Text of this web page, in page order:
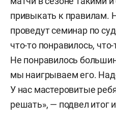
привыкать к правилам.
проведут семинар по
что-то понравилось,
Не понравилось
мы наигрываем его.
У нас мастеровитые
решать», — подвел итог